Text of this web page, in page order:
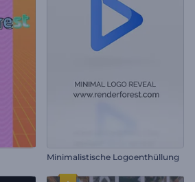
Minimalistische Logoenthüllung